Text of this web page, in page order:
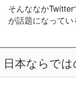
そんななか
が話題になってい
日本ならで